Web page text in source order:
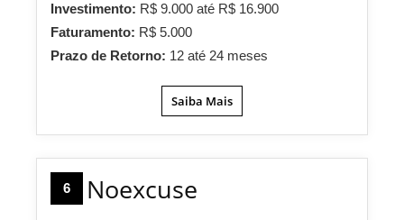
Investimento: R$ 9.000 até R$ 16.900
Faturamento: R$ 5.000
Prazo de Retorno: 12 até 24 meses
Saiba Mais
6 Noexcuse